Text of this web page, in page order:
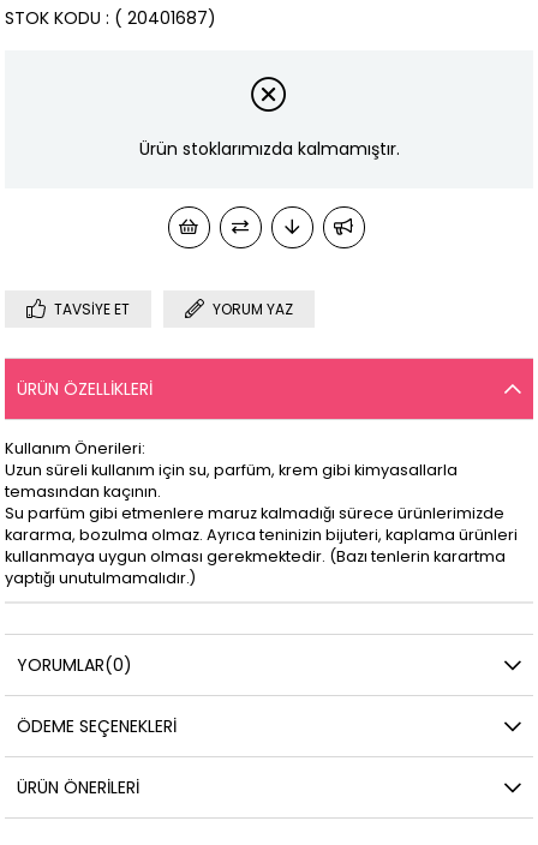
( 20401687)
STOK KODU
Ürün stoklarımızda kalmamıştır.
TAVSIYE ET YORUM YAZ
ÜRÜN ÖZELLIKLERI
Kullanım Önerileri:
Uzun süreli kullanım için su, parfüm, krem gibi kimyasallarla
temasından kaçının.
Su parfüm gibi etmenlere maruz kalmadığı sürece ürünlerimizde
kararma, bozulma olmaz. Ayrıca teninizin bijuteri, kaplama ürünleri
kullanmaya uygun olması gerekmektedir. (Bazı tenlerin karartma
yaptığı unutulmamalıdır.)
YORUMLAR(0)
ÖDEME SEÇENEKLERI
ÜRÜN ÖNERILERI